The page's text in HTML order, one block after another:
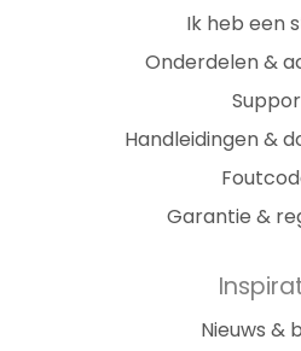
Ik heb een
Onderdelen &
Handleidingen &
Garantie &
Nieuws &